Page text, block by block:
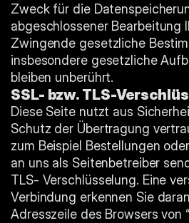
Zweck für die
abgeschlossener Bearbeitung
Zwingende gesetzliche
insbesondere gesetzliche
bleiben unberührt.
SSL- bzw. TLS-
Diese Seite nutzt aus
Schutz der Übertragung
zum Beispiel Bestellungen
an uns als Seitenbetreiber
TLS- Verschlüsselung. Eine
Verbindung erkennen Sie
Adresszeile des Browsers von